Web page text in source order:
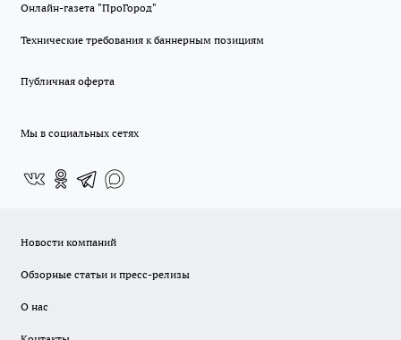
Онлайн-газета "ПроГород"
Технические требования к баннерным позициям
Публичная оферта
Мы в социальных сетях
Новости компаний
Обзорные статьи и пресс-релизы
О нас